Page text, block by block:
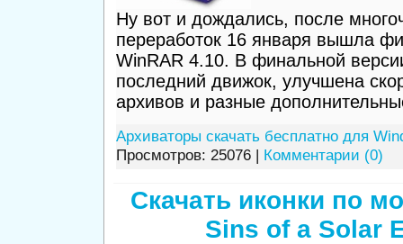
Ну вот и дождались, после
переработок 16 января вышла
WinRAR 4.10. В финальной
последний движок, улучшена
архивов и разные
Архиваторы скачать бесплатно для
Просмотров: 25076 | Комментарии (0)
Скачать иконки по
Sins of a Solar